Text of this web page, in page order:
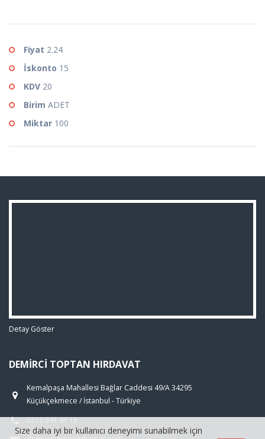
Fiyat 2.24
İskonto 15
KDV 20
Birim ADET
Miktar 100
Detay Göster
DEMIRCI TOPTAN HIRDAVAT
Kemalpaşa Mahallesi Bağlar Caddesi 49/A 34295
Küçükçekmece / İstanbul - Türkiye
0212 541 47 18
Size daha iyi bir kullanıcı deneyimi sunabilmek için